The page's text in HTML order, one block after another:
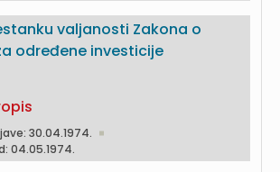
valjanosti Zakona o
određene investicije
30.04.1974.
04.05.1974.